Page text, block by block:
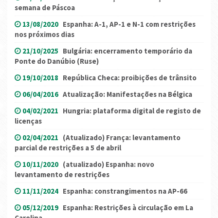
semana de Páscoa
13/08/2020 Espanha: A-1, AP-1 e N-1 com restrições
nos próximos dias
21/10/2025 Bulgária: encerramento temporário da
Ponte do Danúbio (Ruse)
19/10/2018 República Checa: proibições de trânsito
06/04/2016 Atualização: Manifestações na Bélgica
04/02/2021 Hungria: plataforma digital de registo de
licenças
02/04/2021 (Atualizado) França: levantamento
parcial de restrições a 5 de abril
10/11/2020 (atualizado) Espanha: novo
levantamento de restrições
11/11/2024 Espanha: constrangimentos na AP-66
05/12/2019 Espanha: Restrições à circulação em La